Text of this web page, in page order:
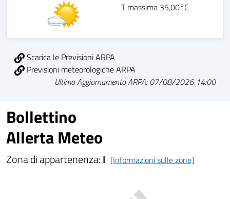
T massima 35,00°C
Scarica le Previsioni ARPA
Previsioni meteorologiche ARPA
Ultimo Aggiornamento ARPA: 07/08/2026 14:00
Bollettino
Allerta Meteo
Zona di appartenenza:I [Informazioni sulle zone]